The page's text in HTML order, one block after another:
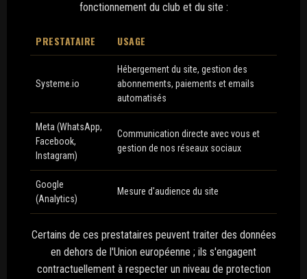
fonctionnement du club et du site :
PRESTATAIRE USAGE
Systeme.io
Hébergement du site, gestion des
abonnements, paiements et emails
automatisés
Meta (WhatsApp,
Facebook,
Instagram)
Communication directe avec vous et
gestion de nos réseaux sociaux
Google
(Analytics)
Mesure d'audience du site
Certains de ces prestataires peuvent traiter des données
en dehors de l'Union européenne ; ils s'engagent
contractuellement à respecter un niveau de protection